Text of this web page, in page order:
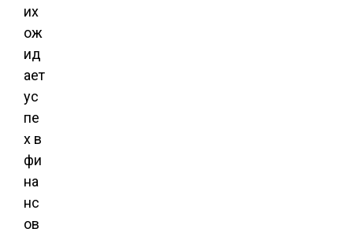
их
ож
ид
ает
ус
пе
х в
фи
на
нс
ов